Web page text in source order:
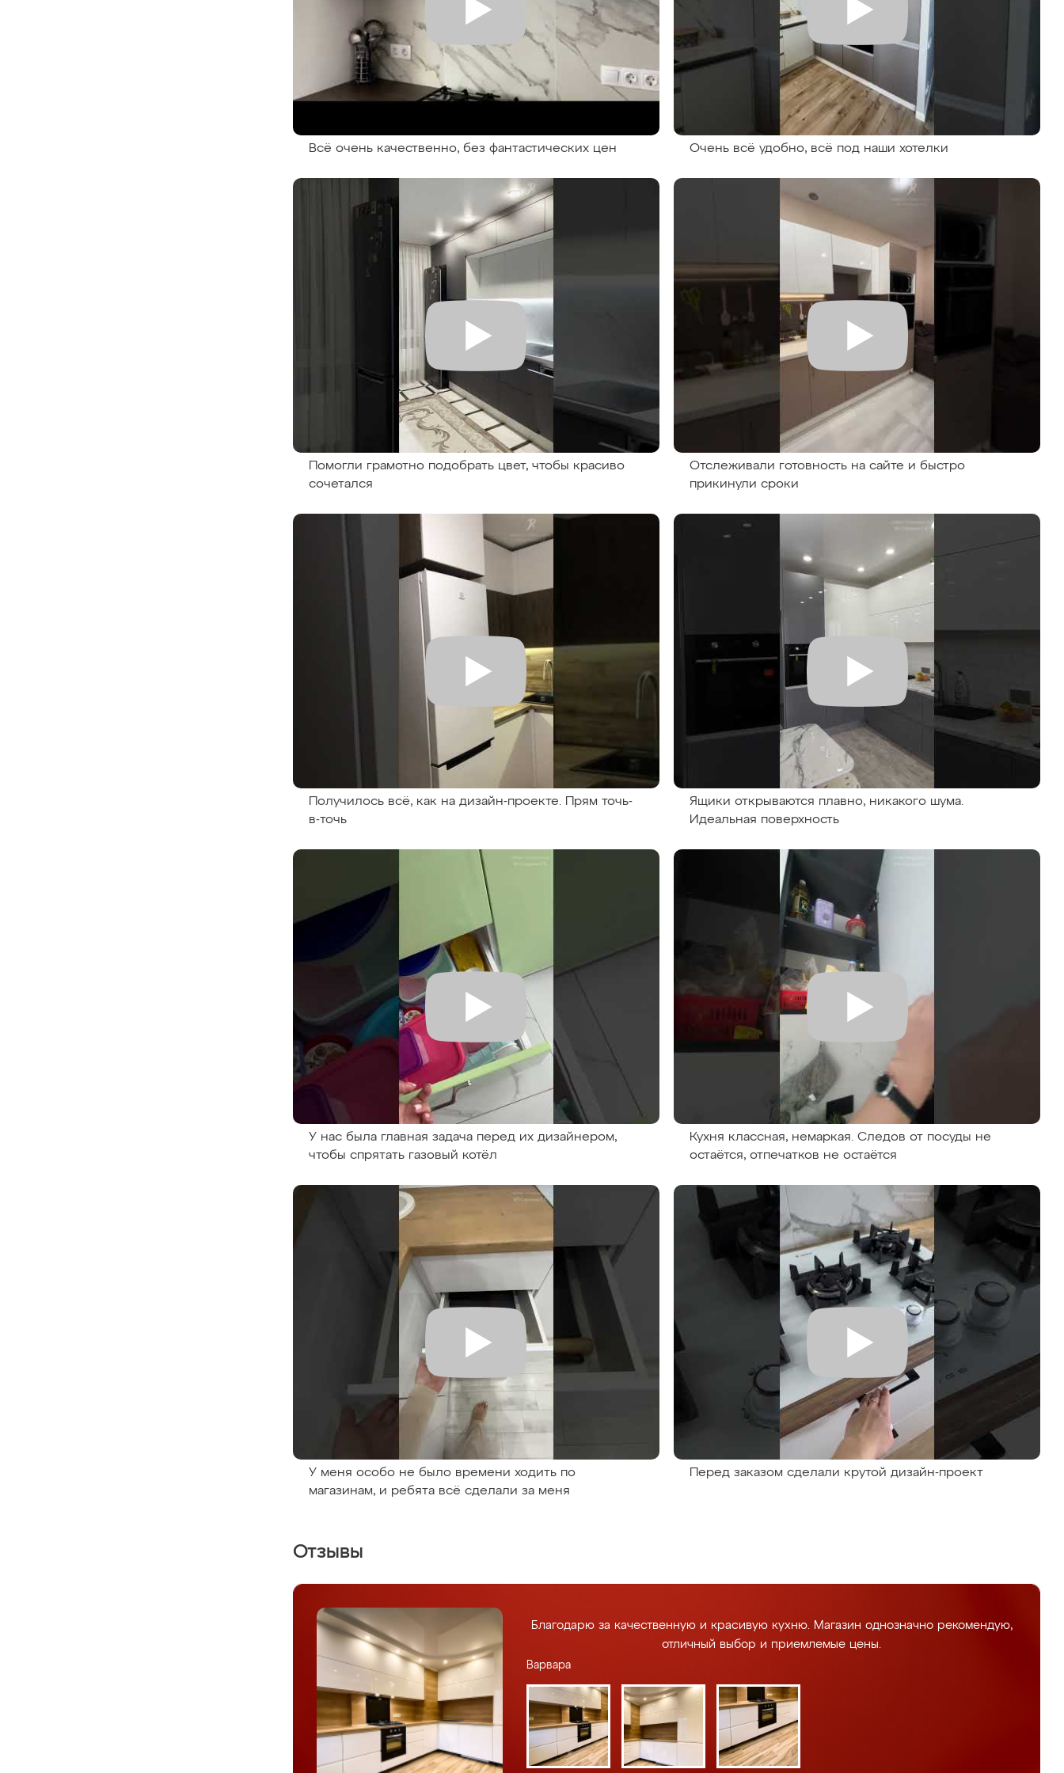
Всё очень качественно, без фантастических цен Очень всё удобно, всё под наши хотелки
Помогли грамотно подобрать цвет, чтобы красиво
сочетался
Отслеживали готовность на сайте и быстро
прикинули сроки
Получилось всё, как на дизайн-проекте. Прям точь-
в-точь
Ящики открываются плавно, никакого шума.
Идеальная поверхность
У нас была главная задача перед их дизайнером,
чтобы спрятать газовый котёл
Кухня классная, немаркая. Следов от посуды не
остаётся, отпечатков не остаётся
У меня особо не было времени ходить по
магазинам, и ребята всё сделали за меня
Перед заказом сделали крутой дизайн-проект
Отзывы
Благодарю за качественную и красивую кухню. Магазин однозначно рекомендую,
отличный выбор и приемлемые цены.
Варвара